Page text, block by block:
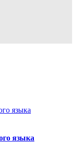
языка